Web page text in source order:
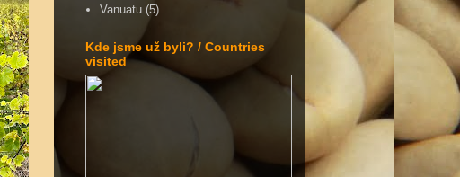
Vanuatu (5)
Kde jsme už byli? / Countries
visited